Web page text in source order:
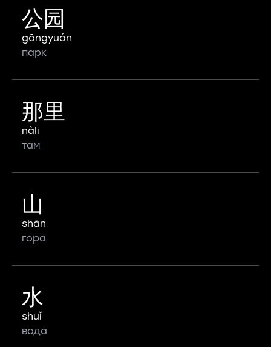
公园
gōngyuán
парк
那里
nàli
там
山
shān
гора
水
shuǐ
вода